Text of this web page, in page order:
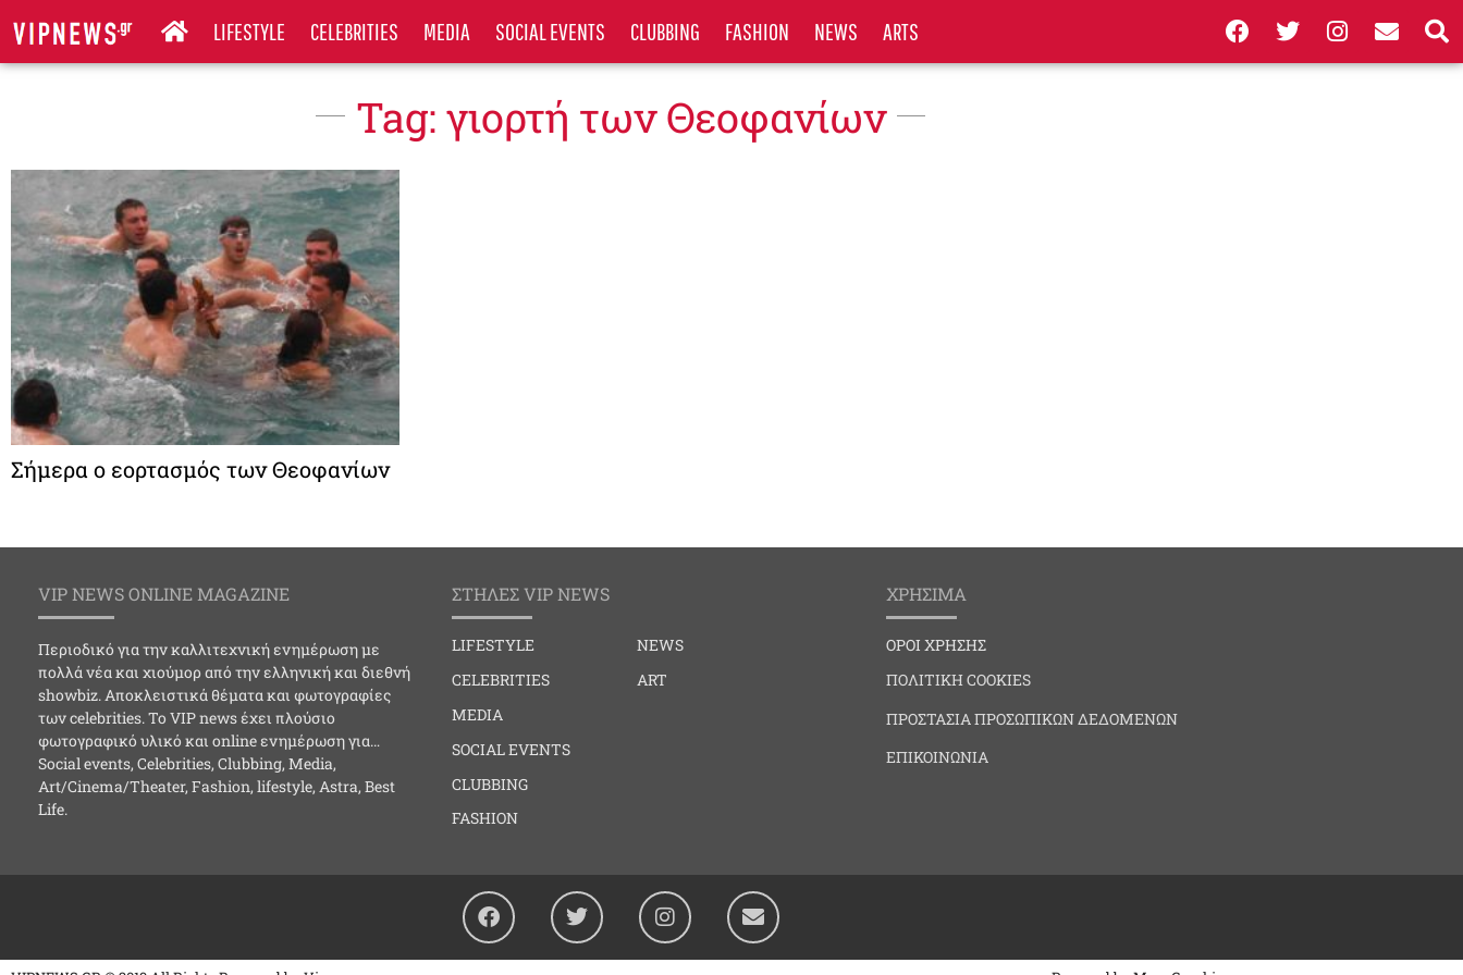
LIFESTYLE CELEBRITIES MEDIA SOCIAL EVENTS CLUBBING FASHION NEWS ARTS
Tag: γιορτή των Θεοφανίων
Σήμερα ο εορτασμός των Θεοφανίων
VIP NEWS ONLINE MAGAZINE
Περιοδικό για την καλλιτεχνική ενημέρωση με
πολλά νέα και χιούμορ από την ελληνική και διεθνή
showbiz. Αποκλειστικά θέματα και φωτογραφίες
των celebrities. Το VIP news έχει πλούσιο
φωτογραφικό υλικό και online ενημέρωση για…
Social events, Celebrities, Clubbing, Media,
Art/Cinema/Theater, Fashion, lifestyle, Astra, Best
Life.
ΣΤΗΛΕΣ VIP NEWS
LIFESTYLE
CELEBRITIES
MEDIA
SOCIAL EVENTS
CLUBBING
FASHION
NEWS
ART
ΧΡΗΣΙΜΑ
ΟΡΟΙ ΧΡΗΣΗΣ
ΠΟΛΙΤΙΚΗ COOKIES
ΠΡΟΣΤΑΣΙΑ ΠΡΟΣΩΠΙΚΩΝ ΔΕΔΟΜΕΝΩΝ
ΕΠΙΚΟΙΝΩΝΙΑ